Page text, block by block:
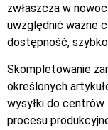
zwłaszcza w
uwzględnić ważne
dostępność,
Skompletowanie
określonych
wysyłki do
procesu